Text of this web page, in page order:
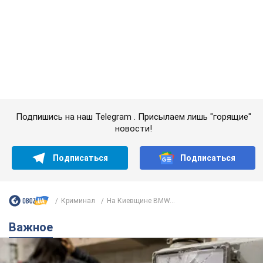
Женщине начислили 729 тыс. грн долга за газ
из-за показаний неисправного счетчика: судья
вынес неожиданное решение